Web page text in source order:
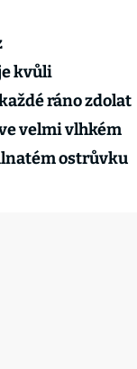
kvůli
ráno zdolat
velmi vlhkém
ostrůvku